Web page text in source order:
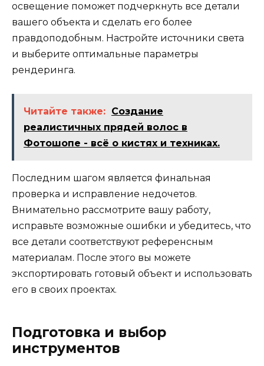
освещение поможет подчеркнуть все детали
вашего объекта и сделать его более
правдоподобным. Настройте источники света
и выберите оптимальные параметры
рендеринга.
Читайте также: Создание
реалистичных прядей волос в
Фотошопе - всё о кистях и техниках.
Последним шагом является финальная
проверка и исправление недочетов.
Внимательно рассмотрите вашу работу,
исправьте возможные ошибки и убедитесь, что
все детали соответствуют референсным
материалам. После этого вы можете
экспортировать готовый объект и использовать
его в своих проектах.
Подготовка и выбор
инструментов